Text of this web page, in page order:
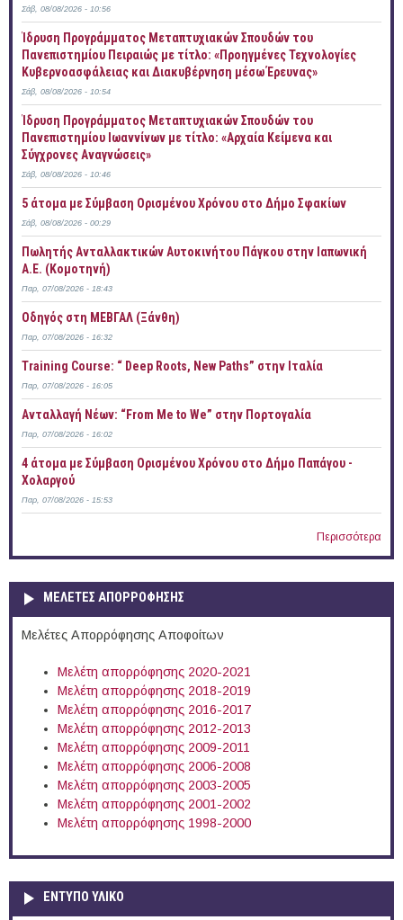
Σάβ, 08/08/2026 - 10:56
Ίδρυση Προγράμματος Μεταπτυχιακών Σπουδών του
Πανεπιστημίου Πειραιώς με τίτλο: «Προηγμένες Τεχνολογίες
Κυβερνοασφάλειας και Διακυβέρνηση μέσω Έρευνας»
Σάβ, 08/08/2026 - 10:54
Ίδρυση Προγράμματος Μεταπτυχιακών Σπουδών του
Πανεπιστημίου Ιωαννίνων με τίτλο: «Αρχαία Κείμενα και
Σύγχρονες Αναγνώσεις»
Σάβ, 08/08/2026 - 10:46
5 άτομα με Σύμβαση Ορισμένου Χρόνου στο Δήμο Σφακίων
Σάβ, 08/08/2026 - 00:29
Πωλητής Ανταλλακτικών Αυτοκινήτου Πάγκου στην Ιαπωνική
Α.Ε. (Κομοτηνή)
Παρ, 07/08/2026 - 18:43
Οδηγός στη ΜΕΒΓΑΛ (Ξάνθη)
Παρ, 07/08/2026 - 16:32
Training Course: “ Deep Roots, New Paths” στην Ιταλία
Παρ, 07/08/2026 - 16:05
Ανταλλαγή Νέων: “From Me to We” στην Πορτογαλία
Παρ, 07/08/2026 - 16:02
4 άτομα με Σύμβαση Ορισμένου Χρόνου στο Δήμο Παπάγου -
Χολαργού
Παρ, 07/08/2026 - 15:53
Περισσότερα
ΜΕΛΕΤΕΣ ΑΠΟΡΡΟΦΗΣΗΣ
Μελέτες Απορρόφησης Αποφοίτων
Μελέτη απορρόφησης 2020-2021
Μελέτη απορρόφησης 2018-2019
Μελέτη απορρόφησης 2016-2017
Μελέτη απορρόφησης 2012-2013
Μελέτη απορρόφησης 2009-2011
Μελέτη απορρόφησης 2006-2008
Μελέτη απορρόφησης 2003-2005
Μελέτη απορρόφησης 2001-2002
Μελέτη απορρόφησης 1998-2000
ΕΝΤΥΠΟ ΥΛΙΚΟ